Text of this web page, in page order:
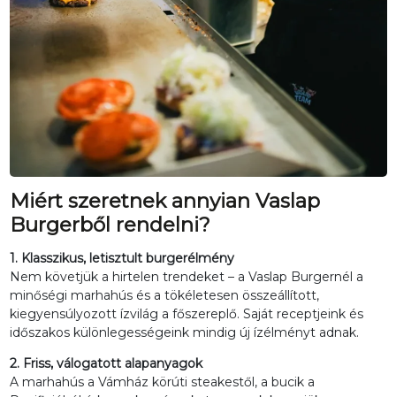
Miért szeretnek annyian Vaslap
Burgerből rendelni?
1. Klasszikus, letisztult burgerélmény
Nem követjük a hirtelen trendeket – a Vaslap Burgernél a
minőségi marhahús és a tökéletesen összeállított,
kiegyensúlyozott ízvilág a főszereplő. Saját receptjeink és
időszakos különlegességeink mindig új ízélményt adnak.
2. Friss, válogatott alapanyagok
A marhahús a Vámház körúti steakestől, a bucik a